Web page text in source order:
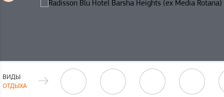
ВИДЫ
ОТДЫХА